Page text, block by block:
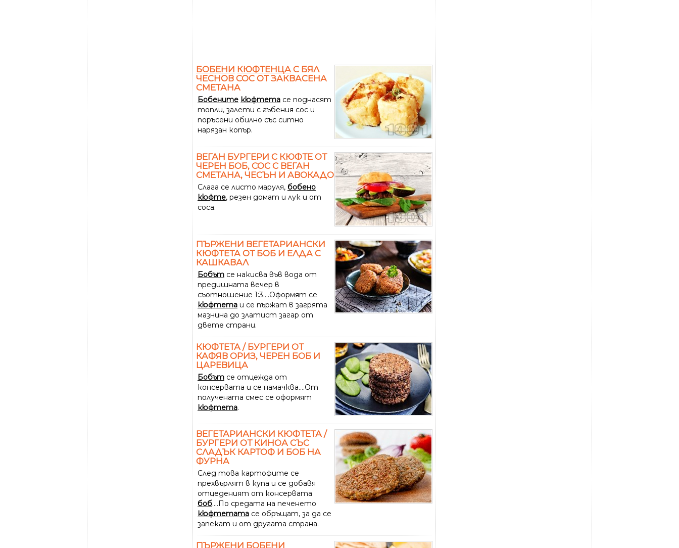
БОБЕНИ КЮФТЕНЦА С БЯЛ
ЧЕСНОВ СОС ОТ ЗАКВАСЕНА
СМЕТАНА
Бобените кюфтета се поднасят
топли, залети с гъбения сос и
поръсени обилно със ситно
нарязан копър.
ВЕГАН БУРГЕРИ С КЮФТЕ ОТ
ЧЕРЕН БОБ, СОС С ВЕГАН
СМЕТАНА, ЧЕСЪН И АВОКАДО
Слага се листо маруля, бобено
кюфте, резен домат и лук и от
соса.
ПЪРЖЕНИ ВЕГЕТАРИАНСКИ
КЮФТЕТА ОТ БОБ И ЕЛДА С
КАШКАВАЛ
Бобът се накисва във вода от
предишната вечер в
съотношение 1:3....Оформят се
кюфтета и се пържат в загрята
мазнина до златист загар от
двете страни.
КЮФТЕТА / БУРГЕРИ ОТ
КАФЯВ ОРИЗ, ЧЕРЕН БОБ И
ЦАРЕВИЦА
Бобът се отцежда от
консервата и се намачква....От
получената смес се оформят
кюфтета.
ВЕГЕТАРИАНСКИ КЮФТЕТА /
БУРГЕРИ ОТ КИНОА СЪС
СЛАДЪК КАРТОФ И БОБ НА
ФУРНА
След това картофите се
прехвърлят в купа и се добавя
отцеденият от консервата
боб....По средата на печенето
кюфтетата се обръщат, за да се
запекат и от другата страна.
ПЪРЖЕНИ БОБЕНИ